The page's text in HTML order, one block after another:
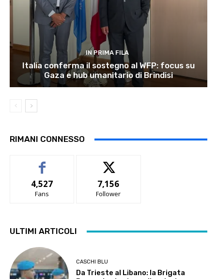
IN PRIMA FILA
Italia conferma il sostegno al WFP: focus su
Gaza e hub umanitario di Brindisi
RIMANI CONNESSO
4,527
Fans
7,156
Follower
ULTIMI ARTICOLI
CASCHI BLU
Da Trieste al Libano: la Brigata